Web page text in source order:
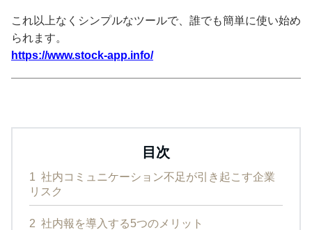
これ以上なくシンプルなツールで、誰でも簡単に使い始め
られます。
https://www.stock-app.info/
目次
1 社内コミュニケーション不足が引き起こす企業
リスク
2 社内報を導入する5つのメリット